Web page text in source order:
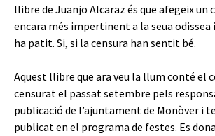
llibre de Juanjo Alcaraz és que afegeix un
encara més impertinent a la seua odissea
ha patit. Si, si la censura han sentit bé.
Aquest llibre que ara veu la llum conté el
censurat el passat setembre pels
publicació de l’ajuntament de Monòver i
publicat en el programa de festes. Es